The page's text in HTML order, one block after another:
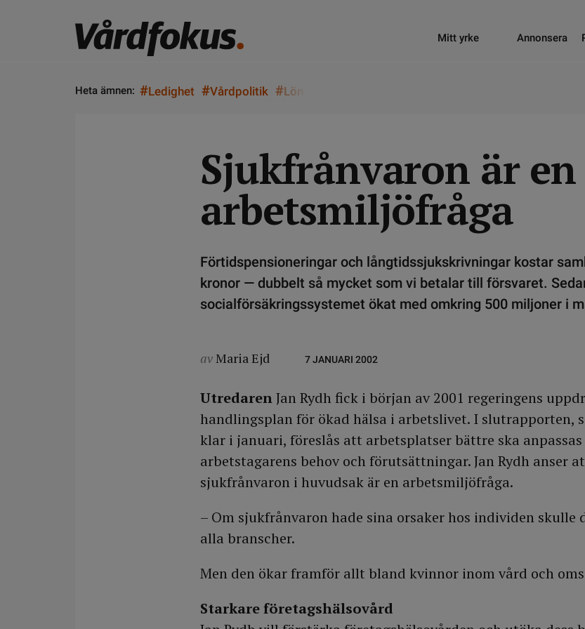
Mitt yrke Annonsera
Heta ämnen: #Ledighet #Vårdpolitik #Lön
Sjukfrånvaron är en
arbetsmiljöfråga
Förtidspensioneringar och långtidssjukskrivningar kostar
kronor — dubbelt så mycket som vi betalar till försvaret.
socialförsäkringssystemet ökat med omkring 500 miljoner i
avMaria Ejd 7 JANUARI 2002
UtredarenJan Rydh fick i början av 2001 regeringens
handlingsplan för ökad hälsa i arbetslivet. I slutrapporten,
klar i januari, föreslås att arbetsplatser bättre ska
arbetstagarens behov och förutsättningar. Jan Rydh anser
sjukfrånvaron i huvudsak är en arbetsmiljöfråga.
– Om sjukfrånvaron hade sina orsaker hos individen skulle
alla branscher.
Men den ökar framför allt bland kvinnor inom vård och
Starkare företagshälsovård